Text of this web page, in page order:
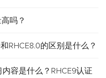
吗？
RHCE8.0的区别是什么？
容是什么？RHCE9认证